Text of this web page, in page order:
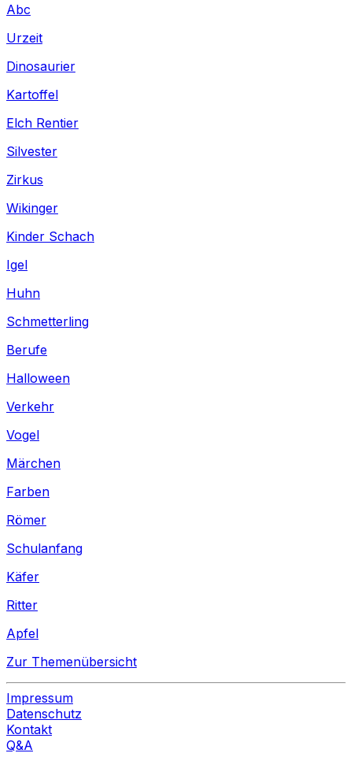
Abc
Urzeit
Dinosaurier
Kartoffel
Elch Rentier
Silvester
Zirkus
Wikinger
Kinder Schach
Igel
Huhn
Schmetterling
Berufe
Halloween
Verkehr
Vogel
Märchen
Farben
Römer
Schulanfang
Käfer
Ritter
Apfel
Zur Themenübersicht
Impressum
Datenschutz
Kontakt
Q&A